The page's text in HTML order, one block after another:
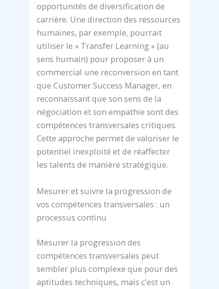
opportunités de diversification de
carrière. Une direction des ressources
humaines, par exemple, pourrait
utiliser le « Transfer Learning » (au
sens humain) pour proposer à un
commercial une reconversion en tant
que Customer Success Manager, en
reconnaissant que son sens de la
négociation et son empathie sont des
compétences transversales critiques.
Cette approche permet de valoriser le
potentiel inexploité et de réaffecter
les talents de manière stratégique.
Mesurer et suivre la progression de
vos compétences transversales : un
processus continu
Mesurer la progression des
compétences transversales peut
sembler plus complexe que pour des
aptitudes techniques, mais c’est un